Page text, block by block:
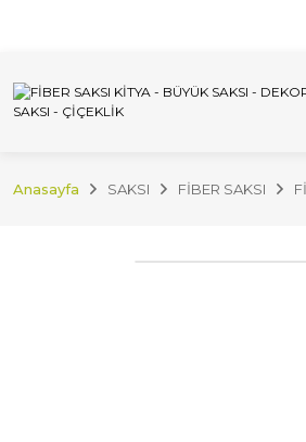
Anasayfa SAKSI FİBER SAKSI